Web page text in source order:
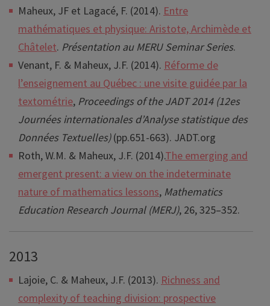
Maheux, JF et Lagacé, F. (2014). Entre
mathématiques et physique: Aristote, Archimède et
Châtelet. Présentation au MERU Seminar Series.
Venant, F. & Maheux, J.F. (2014). Réforme de
l’enseignement au Québec : une visite guidée par la
textométrie, Proceedings of the JADT 2014 (12es
Journées internationales d’Analyse statistique des
Données Textuelles)(pp.651-663). JADT.org
Roth, W.M. & Maheux, J.F. (2014).The emerging and
emergent present: a view on the indeterminate
nature of mathematics lessons, Mathematics
Education Research Journal (MERJ), 26, 325–352.
2013
Lajoie, C. & Maheux, J.F. (2013). Richness and
complexity of teaching division: prospective